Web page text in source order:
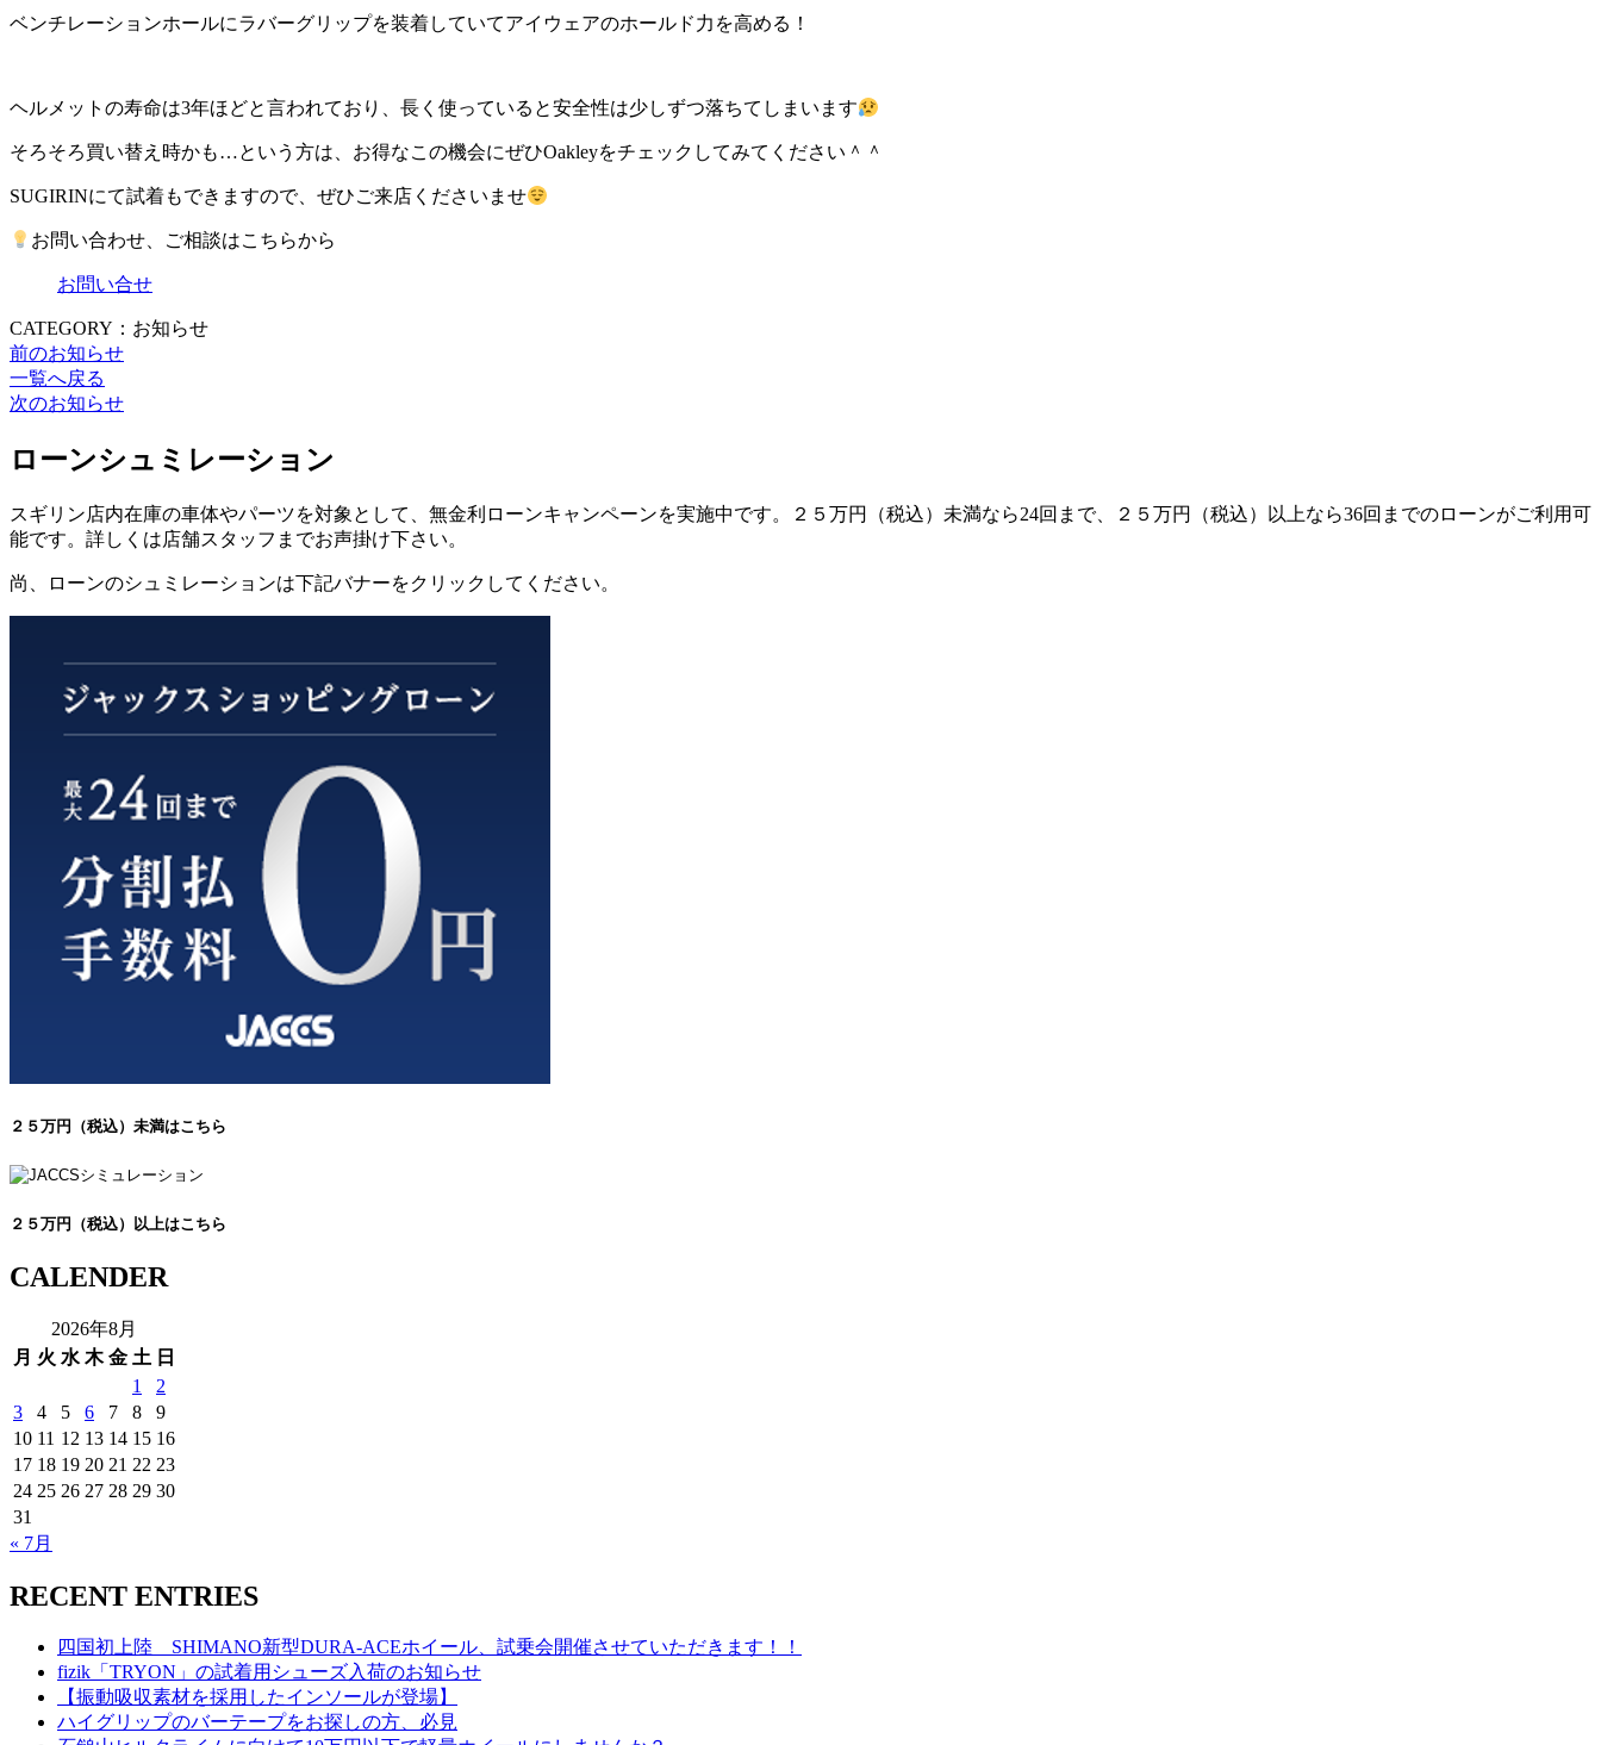
ベンチレーションホールにラバーグリップを装着していてアイウェアのホールド力を高める！
ヘルメットの寿命は3年ほどと言われており、長く使っていると安全性は少しずつ落ちてしまいます
そろそろ買い替え時かも…という方は、お得なこの機会にぜひOakleyをチェックしてみてください＾＾
SUGIRINにて試着もできますので、ぜひご来店くださいませ
お問い合わせ、ご相談はこちらから
お問い合せ
CATEGORY：お知らせ
前のお知らせ
一覧へ戻る
次のお知らせ
ローンシュミレーション
スギリン店内在庫の車体やパーツを対象として、無金利ローンキャンペーンを実施中です。２５万円（税込）未満なら24回まで、２５万円（税込）以上なら36回までのローンがご利用可
能です。詳しくは店舗スタッフまでお声掛け下さい。
尚、ローンのシュミレーションは下記バナーをクリックしてください。
２５万円（税込）未満はこちら
２５万円（税込）以上はこちら
CALENDER
2026年8月
月 火 水 木 金 土 日
1
2
3
4 5 6 7 8
9
10 11 12 13 14 15 16
17 18 19 20 21 22 23
24 25 26 27 28 29 30
31
« 7月
RECENT ENTRIES
四国初上陸 SHIMANO新型DURA-ACEホイール、試乗会開催させていただきます！！
fizik「TRYON」の試着用シューズ入荷のお知らせ
【振動吸収素材を採用したインソールが登場】
ハイグリップのバーテープをお探しの方、必見